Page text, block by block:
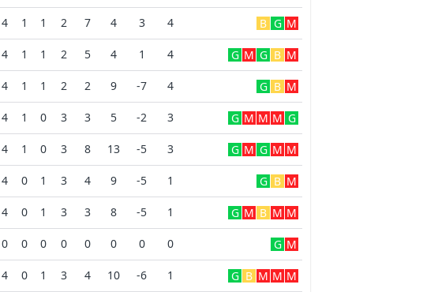
4 1 1 2 7 4 3 4 B G M
4 1 1 2 5 4 1 4 G M G B M
4 1 1 2 2 9 -7 4 G B M
4 1 0 3 3 5 -2 3 G M M M G
4 1 0 3 8 13 -5 3 G M G M M
4 0 1 3 4 9 -5 1 G B M
4 0 1 3 3 8 -5 1 G M B M M
0 0 0 0 0 0 0 0 G M
4 0 1 3 4 10 -6 1 G B M M M